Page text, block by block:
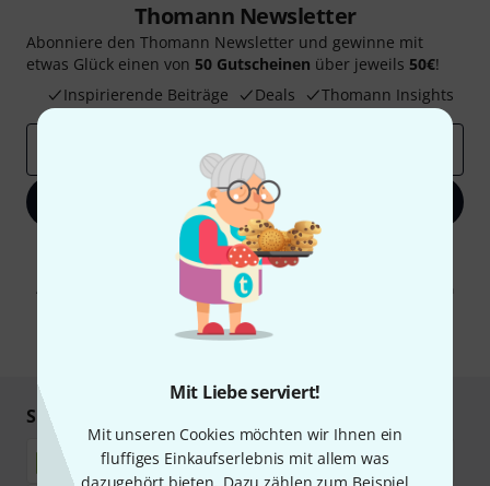
Mit Liebe serviert!
Mit unseren Cookies möchten wir Ihnen ein
fluffiges Einkaufserlebnis mit allem was
Thomann Newsletter
Abonniere den Thomann Newsletter und gewinne mit
etwas Glück einen von 50 Gutscheinen über jeweils 50€!
Inspirierende Beiträge
Deals Thomann Insights
Jetzt anmelden
Mit Klick auf „Jetzt anmelden“ stimmen Sie dem Erhalt von E-Mail-
Werbung und einer Messung des E-Mail-Nutzungsverhaltens zu. Die
Abmeldung ist jederzeit möglich. Weitere Informationen finden Sie in
unserenDatenschutzhinweisen
* Pflichtfeld
Sicher einkaufen & bezahlen